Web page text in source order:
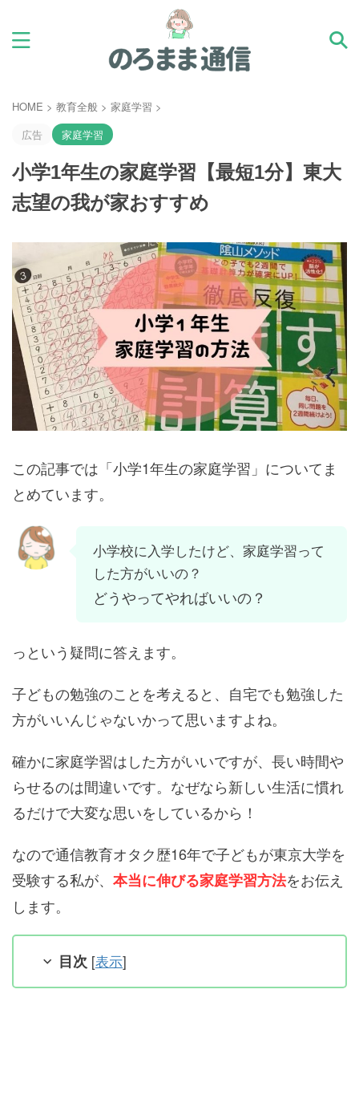
HOME > 教育全般 > 家庭学習 >
広告
家庭学習
小学1年生の家庭学習【最短1分】東大
志望の我が家おすすめ
この記事では「小学1年生の家庭学習」についてま
とめています。
小学校に入学したけど、家庭学習って
した方がいいの？
どうやってやればいいの？
っという疑問に答えます。
子どもの勉強のことを考えると、自宅でも勉強した
方がいいんじゃないかって思いますよね。
確かに家庭学習はした方がいいですが、長い時間や
らせるのは間違いです。なぜなら新しい生活に慣れ
るだけで大変な思いをしているから！
なので通信教育オタク歴16年で子どもが東京大学を
受験する私が、 本当に伸びる家庭学習方法をお伝え
します。
目次 [表示]